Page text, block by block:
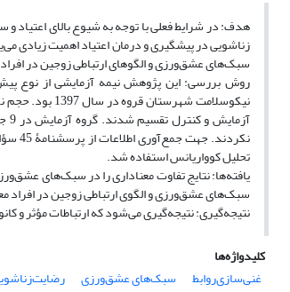
هدف: در شرایط فعلی با توجه به شیوع بالای اعتیاد
زناشویی در پیشگیری و درمان اعتیاد اهمیت زیادی
سبک‌های عشق‌ورزی و الگوهای ارتباطی زوجین در
تحلیل کوواریانس استفاده شد.
یافته‌ها: نتایج تفاوت معناداری را در سبک‌های
سبک‌های عشق‌ورزی و الگوی ارتباطی زوجین در افراد
نتیجه‌گیری: نتیجه‌گیری می‌شود که ارتباطات مؤثر و
کلیدواژه‌ها
غنی‌سازی‌روابط
سبک‌های عشق‌ورزی